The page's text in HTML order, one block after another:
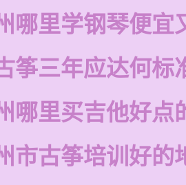
哪里学钢琴便宜
筝三年应达何标
哪里买吉他好点
市古筝培训好的